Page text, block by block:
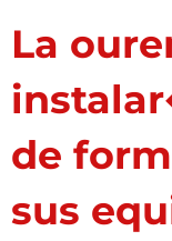
La
de
sus